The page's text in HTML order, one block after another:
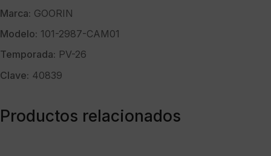
Marca: GOORIN
Modelo: 101-2987-CAM01
Temporada: PV-26
Clave: 40839
Productos relacionados